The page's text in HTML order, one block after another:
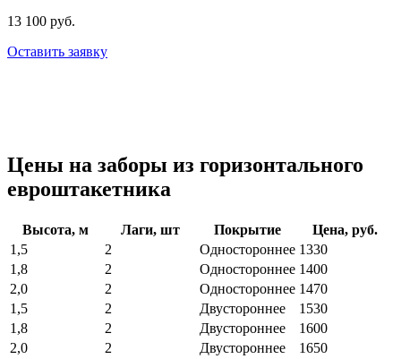
13 100 руб.
Оставить заявку
Цены на заборы из горизонтального
евроштакетника
Высота, м Лаги, шт Покрытие
Цена, руб.
1,5
2 Одностороннее 1330
1,8
2 Одностороннее 1400
2,0
2 Одностороннее 1470
1,5
2 Двустороннее
1530
1,8
2 Двустороннее
1600
2,0
2 Двустороннее 1650